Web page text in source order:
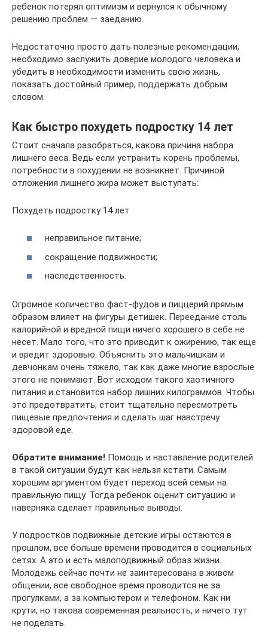
ребенок потерял оптимизм и вернулся к обычному
решению проблем — заеданию.
Недостаточно просто дать полезные рекомендации,
необходимо заслужить доверие молодого человека и
убедить в необходимости изменить свою жизнь,
показать достойный пример, поддержать добрым
словом.
Как быстро похудеть подростку 14 лет
Стоит сначала разобраться, какова причина набора
лишнего веса. Ведь если устранить корень проблемы,
потребности в похудении не возникнет. Причиной
отложения лишнего жира может выступать:
Похудеть подростку 14 лет
неправильное питание;
сокращение подвижности;
наследственность.
Огромное количество фаст-фудов и пиццерий прямым
образом влияет на фигуры детишек. Переедание столь
калорийной и вредной пищи ничего хорошего в себе не
несет. Мало того, что это приводит к ожирению, так еще
и вредит здоровью. Объяснить это мальчишкам и
девчонкам очень тяжело, так как даже многие взрослые
этого не понимают. Вот исходом такого хаотичного
питания и становится набор лишних килограммов. Чтобы
это предотвратить, стоит тщательно пересмотреть
пищевые предпочтения и сделать шаг навстречу
здоровой еде.
Обратите внимание! Помощь и наставление родителей
в такой ситуации будут как нельзя кстати. Самым
хорошим аргументом будет переход всей семьи на
правильную пищу. Тогда ребенок оценит ситуацию и
наверняка сделает правильные выводы.
У подростков подвижные детские игры остаются в
прошлом, все больше времени проводится в социальных
сетях. А это и есть малоподвижный образ жизни.
Молодежь сейчас почти не заинтересована в живом
общении, все свободное время проводится не за
прогулками, а за компьютером и телефоном. Как ни
крути, но такова современная реальность, и ничего тут
не поделать.